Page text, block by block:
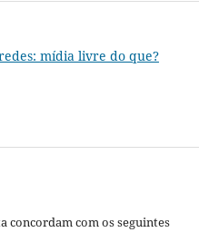
mídia livre do que?
concordam com os seguintes